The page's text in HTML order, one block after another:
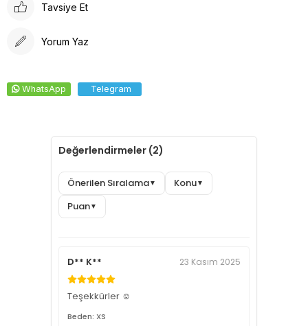
Tavsiye Et
Yorum Yaz
WhatsApp Telegram
Değerlendirmeler (2)
Önerilen Sıralama▼ Konu▼
Puan▼
D** K** 23 Kasım 2025
Teşekkürler ☺️
Beden: XS